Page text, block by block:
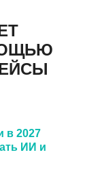
в 2027
ИИ и